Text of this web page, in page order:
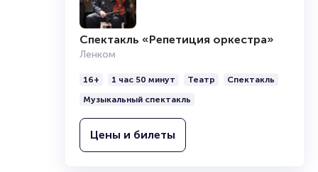
Спектакль «Репетиция оркестра»
Ленком
16+ 1 час 50 минут Театр
Спектакль
Музыкальный спектакль
Цены и билеты